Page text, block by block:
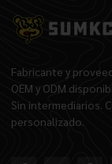
Fabricante y
OEM y ODM
Sin intermediarios.
personalizado.